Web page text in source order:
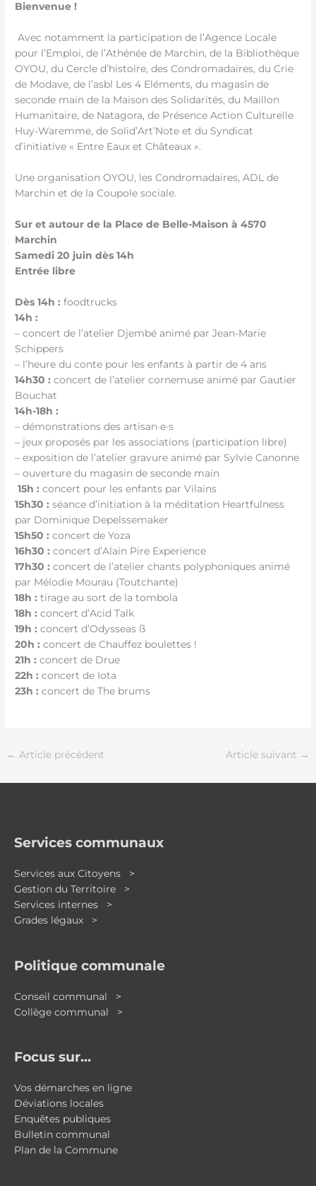
Bienvenue !
Avec notamment la participation de l’Agence Locale
pour l’Emploi, de l’Athénée de Marchin, de la Bibliothèque
OYOU, du Cercle d’histoire, des Condromadaires, du Crie
de Modave, de l’asbl Les 4 Eléments, du magasin de
seconde main de la Maison des Solidarités, du Maillon
Humanitaire, de Natagora, de Présence Action Culturelle
Huy-Waremme, de Solid’Art’Note et du Syndicat
d’initiative « Entre Eaux et Châteaux ».
Une organisation OYOU, les Condromadaires, ADL de
Marchin et de la Coupole sociale.
Sur et autour de la Place de Belle-Maison à 4570
Marchin
Samedi 20 juin dès 14h
Entrée libre
Dès 14h : foodtrucks
14h :
– concert de l’atelier Djembé animé par Jean-Marie
Schippers
– l’heure du conte pour les enfants à partir de 4 ans
14h30 : concert de l’atelier cornemuse animé par Gautier
Bouchat
14h-18h :
– démonstrations des artisan·e·s
– jeux proposés par les associations (participation libre)
–exposition de l’atelier gravure animé par Sylvie Canonne
–ouverture du magasin de seconde main
15h : concert pour les enfants par Vilains
15h30 : séance d’initiation à la méditation Heartfulness
par Dominique Depelssemaker
15h50 : concert de Yoza
16h30 : concert d’Alain Pire Experience
17h30 : concert de l’atelier chants polyphoniques animé
par Mélodie Mourau (Toutchante)
18h : tirage au sort de la tombola
18h : concert d’Acid Talk
19h : concert d’Odysseas ß
20h : concert de Chauffez boulettes !
21h : concert de Drue
22h : concert de Iota
23h : concert de The brums
← Article précédent Article suivant →
Services communaux
Services aux Citoyens >
Gestion du Territoire >
Services internes >
Grades légaux >
Politique communale
Conseil communal >
Collège communal >
Focus sur…
Vos démarches en ligne
Déviations locales
Enquêtes publiques
Bulletin communal
Plan de la Commune